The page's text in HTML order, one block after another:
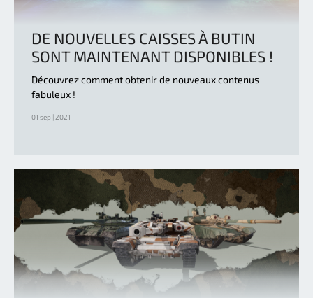
DE NOUVELLES CAISSES À BUTIN
SONT MAINTENANT DISPONIBLES !
Découvrez comment obtenir de nouveaux contenus
fabuleux !
01 sep | 2021